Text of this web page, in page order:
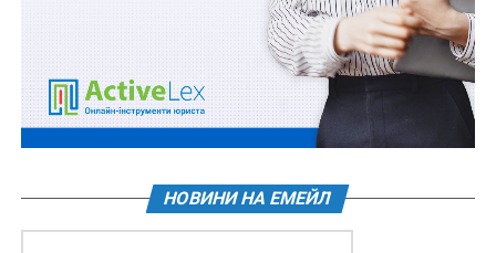
на період воєнного стану і протягом 30 днів після його
закінчення, а доходи позичальників, отримані
внаслідок проведеної реструктуризації, звільняються
від оподаткування.
Схожі статті:
НОВИНИ НА ЕМЕЙЛ